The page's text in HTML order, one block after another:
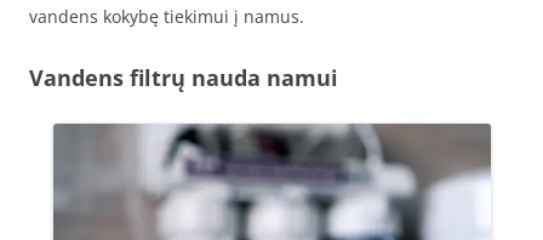
vandens kokybę tiekimui į namus.
Vandens filtrų nauda namui